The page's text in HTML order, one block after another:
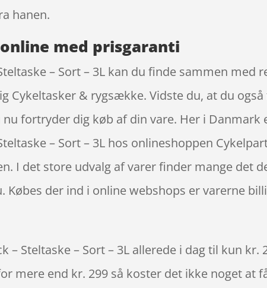
hanen.
med prisgaranti
– Sort – 3L kan du finde sammen
Cykeltasker & rygsække. Vidste du, at du
fortryder dig køb af din vare. Her i Danmark
– Sort – 3L hos onlineshoppen
I det store udvalg af varer finder mange det
Købes der ind i online webshops er varerne
– Steltaske – Sort – 3L allerede i dag til kun
mere end kr. 299 så koster det ikke noget at